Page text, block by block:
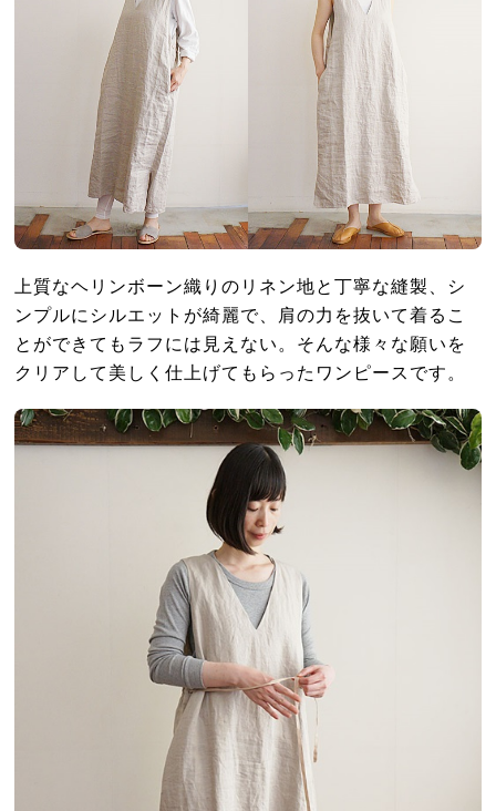
上質なヘリンボーン織りのリネン地と丁寧な縫製、シ
ンプルにシルエットが綺麗で、肩の力を抜いて着るこ
とができてもラフには見えない。そんな様々な願いを
クリアして美しく仕上げてもらったワンピースです。